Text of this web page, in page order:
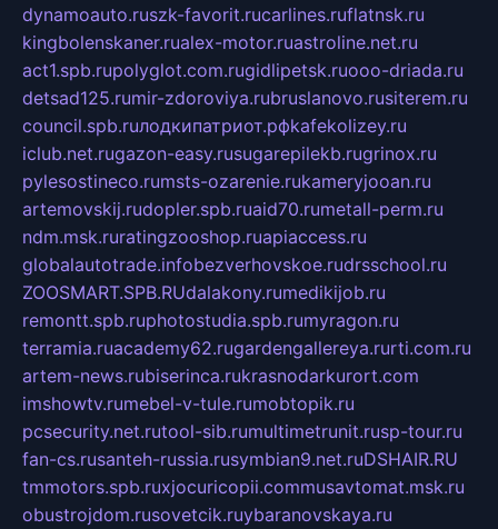
dynamoauto.ruszk-favorit.rucarlines.ruflatnsk.ru
kingbolenskaner.rualex-motor.ruastroline.net.ru
act1.spb.rupolyglot.com.rugidlipetsk.ruooo-driada.ru
detsad125.rumir-zdoroviya.rubruslanovo.rusiterem.ru
council.spb.ruлодкипатриот.рфkafekolizey.ru
iclub.net.rugazon-easy.rusugarepilekb.rugrinox.ru
pylesostineco.rumsts-ozarenie.rukameryjooan.ru
artemovskij.rudopler.spb.ruaid70.rumetall-perm.ru
ndm.msk.ruratingzooshop.ruapiaccess.ru
globalautotrade.infobezverhovskoe.rudrsschool.ru
ZOOSMART.SPB.RUdalakony.rumedikijob.ru
remontt.spb.ruphotostudia.spb.rumyragon.ru
terramia.ruacademy62.rugardengallereya.rurti.com.ru
artem-news.rubiserinca.rukrasnodarkurort.com
imshowtv.rumebel-v-tule.rumobtopik.ru
pcsecurity.net.rutool-sib.rumultimetrunit.rusp-tour.ru
fan-cs.rusanteh-russia.rusymbian9.net.ruDSHAIR.RU
tmmotors.spb.ruxjocuricopii.commusavtomat.msk.ru
obustrojdom.rusovetcik.ruybaranovskaya.ru